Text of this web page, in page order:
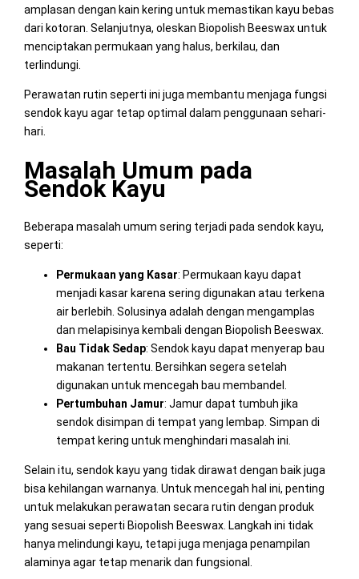
amplasan dengan kain kering untuk memastikan kayu bebas
dari kotoran. Selanjutnya, oleskan Biopolish Beeswax untuk
menciptakan permukaan yang halus, berkilau, dan
terlindungi.
Perawatan rutin seperti ini juga membantu menjaga fungsi
sendok kayu agar tetap optimal dalam penggunaan sehari-
hari.
Masalah Umum pada
Sendok Kayu
Beberapa masalah umum sering terjadi pada sendok kayu,
seperti:
Permukaan yang Kasar: Permukaan kayu dapat
menjadi kasar karena sering digunakan atau terkena
air berlebih. Solusinya adalah dengan mengamplas
dan melapisinya kembali dengan Biopolish Beeswax.
Bau Tidak Sedap: Sendok kayu dapat menyerap bau
makanan tertentu. Bersihkan segera setelah
digunakan untuk mencegah bau membandel.
Pertumbuhan Jamur: Jamur dapat tumbuh jika
sendok disimpan di tempat yang lembap. Simpan di
tempat kering untuk menghindari masalah ini.
Selain itu, sendok kayu yang tidak dirawat dengan baik juga
bisa kehilangan warnanya. Untuk mencegah hal ini, penting
untuk melakukan perawatan secara rutin dengan produk
yang sesuai seperti Biopolish Beeswax. Langkah ini tidak
hanya melindungi kayu, tetapi juga menjaga penampilan
alaminya agar tetap menarik dan fungsional.